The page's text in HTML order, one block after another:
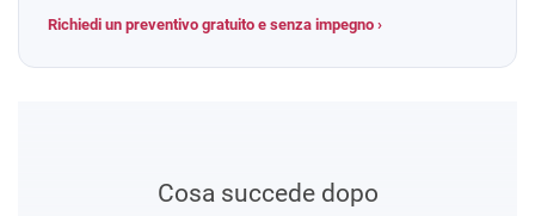
Richiedi un preventivo gratuito e senza impegno ›
Cosa succede dopo